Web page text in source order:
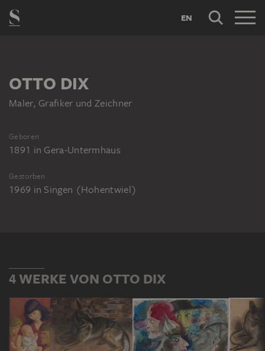
EN
OTTO DIX
Maler, Grafiker und Zeichner
Geboren
1891 in Gera-Untermhaus
Gestorben
1969 in Singen (Hohentwiel)
4 WERKE VON OTTO DIX